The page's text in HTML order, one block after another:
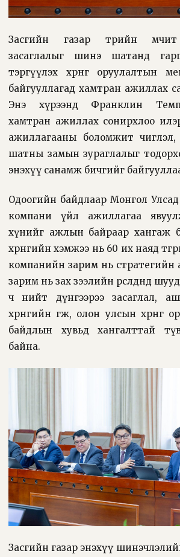
Засгийн газар төрийн
засаглалыг шинэ шатанд
тэргүүлэх хөрөнгө оруулалтын
байгууллагад хамтран ажиллах
Энэ хүрээнд Франклин
хамтран ажиллах сонирхлоо
ажиллагааны боломжит чиглэл,
шатны замын зураглалыг
энэхүү санамж бичгийг
Одоогийн байдлаар Монгол Улсад
компани үйл ажиллагаа
хүнийг ажлын байраар хангаж
хөрөнгийн хэмжээ нь 60 их наяд
компанийн зарим нь стратегийн
зарим нь зах зээлийн өрсөлдөөнд
ч нийт дүнгээрээ засаглал,
хөрөнгийн өгөөж, олон улсын
байдлын хувьд хангалттай
байна.
Засгийн газар энэхүү